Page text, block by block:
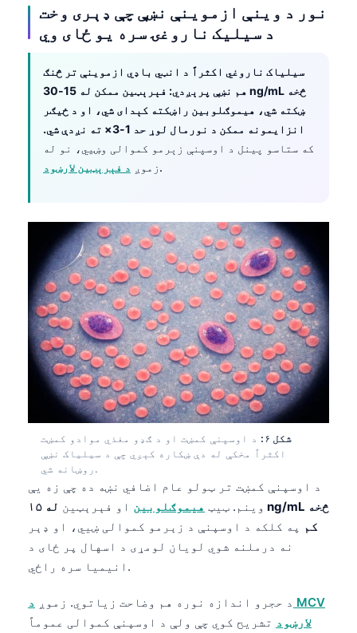
نور د وینې ازموینې نښې چې ډېری وخت
د سیلیک ناروغۍ سره یو ځای وي
سیلیاک ناروغي اکثراً د انټي باډي ازموینې تر څنګ
هم نښې پرېږدي: فېرېټین ممکن له 15-30 ng/mL څخه
ښکته شي، هیموګلوبین راښکته کېدای شي، او د ځیګر
انزایمونه ممکن د نورمال لوړ حد 1-3× ته نږدې شي.
که ستاسو پینل د اوسپنې زېرمو کموالی وښيي، نو له
زموږ د فېرېټین لارښود .
شکل ۶:
د اوسپنې کمښت او د ګډو مغذي موادو کمښت
اکثراً مخکې له دې ښکاره کېږي چې د سیلیاک نښې
روښانه شي.
د اوسپنې کمښت تر ټولو عام اضافي نښه ده چې زه یې
وینم. ټیټ هیموګلوبین او فېرېټین
له ۱۵ ng/mL څخه
کم په کلکه د اوسپنې د زېرمو کموالی ښيي، او ډېر
نه درملنه شوي لویان لومړی د اسهال پر ځای د
انیمیا سره راځي.
د حجرو اندازه نوره هم وضاحت زیاتوي. زموږ د MCV
لارښود تشریح کوي چې ولې د اوسپنې کموالی عموماً
తెలుగు
ગુજરાતી
മലയാളം
Bahasa Melayu
Tiếng Việt
Tagalog
ไทย
ဗမာစာ
ភាសាខ្មែរ
Kiswahili
አማርኛ
Українська
O‘zbekcha
Català
Suomi
Hrvatski
Slovenčina
كوردی‎
සිංහල
অসমীয়া